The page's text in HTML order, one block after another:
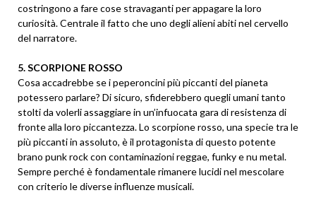
costringono a fare cose stravaganti per appagare la loro
curiosità. Centrale il fatto che uno degli alieni abiti nel cervello
del narratore.
5. SCORPIONE ROSSO
Cosa accadrebbe se i peperoncini più piccanti del pianeta
potessero parlare? Di sicuro, sfiderebbero quegli umani tanto
stolti da volerli assaggiare in un’infuocata gara di resistenza di
fronte alla loro piccantezza. Lo scorpione rosso, una specie tra le
più piccanti in assoluto, è il protagonista di questo potente
brano punk rock con contaminazioni reggae, funky e nu metal.
Sempre perché è fondamentale rimanere lucidi nel mescolare
con criterio le diverse influenze musicali.